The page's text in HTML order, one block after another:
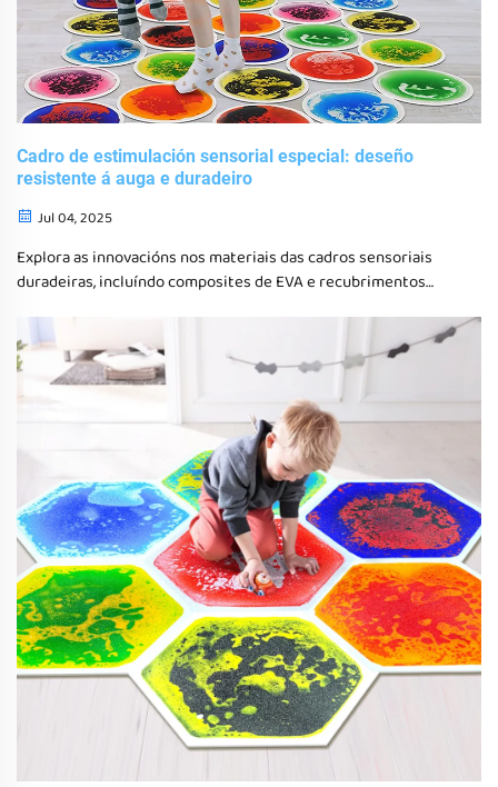
Cadro de estimulación sensorial especial: deseño
resistente á auga e duradeiro
Jul 04, 2025
Explora as innovacións nos materiais das cadros sensoriais
duradeiras, incluíndo composites de EVA e recubrimentos
uso, especialmente no apoio ao autismo e deseño para bebés.